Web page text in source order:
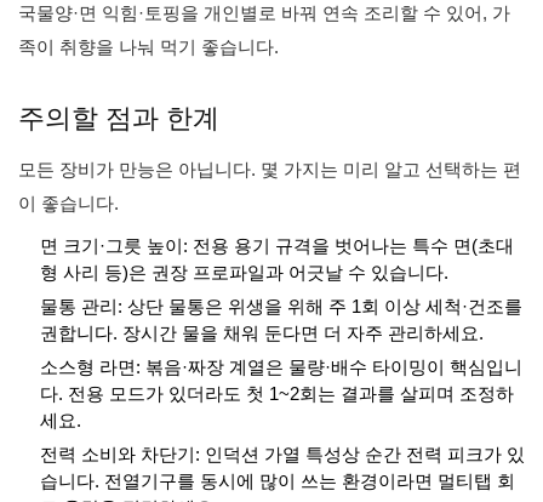
국물양·면 익힘·토핑을 개인별로 바꿔 연속 조리할 수 있어, 가
족이 취향을 나눠 먹기 좋습니다.
주의할 점과 한계
모든 장비가 만능은 아닙니다. 몇 가지는 미리 알고 선택하는 편
이 좋습니다.
면 크기·그릇 높이: 전용 용기 규격을 벗어나는 특수 면(초대
형 사리 등)은 권장 프로파일과 어긋날 수 있습니다.
물통 관리: 상단 물통은 위생을 위해 주 1회 이상 세척·건조를
권합니다. 장시간 물을 채워 둔다면 더 자주 관리하세요.
소스형 라면: 볶음·짜장 계열은 물량·배수 타이밍이 핵심입니
다. 전용 모드가 있더라도 첫 1~2회는 결과를 살피며 조정하
세요.
전력 소비와 차단기: 인덕션 가열 특성상 순간 전력 피크가 있
습니다. 전열기구를 동시에 많이 쓰는 환경이라면 멀티탭 회